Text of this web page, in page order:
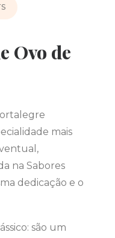
Ovo de
mais
na Sabores
dedicação e o
são um